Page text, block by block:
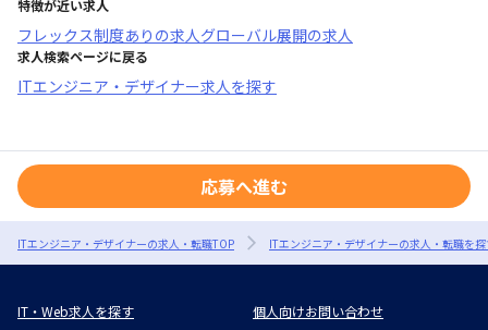
特徴が近い求人
フレックス制度あり の求人グローバル展開の求人
求人検索ページに戻る
ITエンジニア・デザイナー求人を探す
応募へ進む
ITエンジニア・デザイナーの求人・転職TOP ITエンジニア・デザイナーの求人・転職を
IT・Web求人を探す
個人向けお問い合わせ